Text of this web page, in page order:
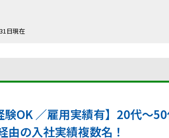
日現在
験OK ／雇用実績有】20代～
由の入社実績複数名！